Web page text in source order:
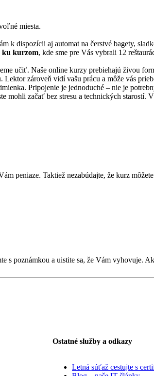
miesta.
k dispozícii aj automat na čerstvé bagety,
ku kurzom, kde sme pre Vás vybrali 12
učiť. Naše online kurzy prebiehajú živou
zároveň vidí vašu prácu a môže vás
Pripojenie je jednoduché – nie je
mohli začať bez stresu a technických starostí.
peniaze. Taktiež nezabúdajte, že kurz
s poznámkou a uistite sa, že Vám
Ostatné služby a odkazy
Letná súťaž cestujte s